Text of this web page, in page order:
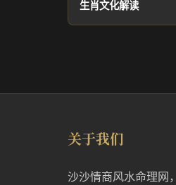
生肖文化解读
关于我们
沙沙情商风水命理网